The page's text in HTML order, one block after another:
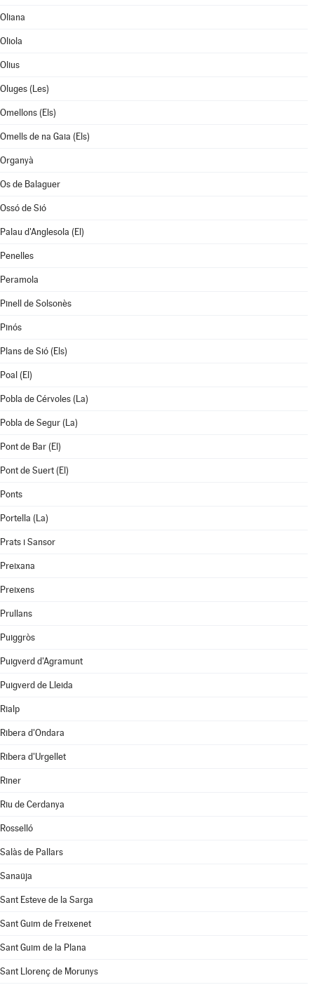
Oliana
Oliola
Olius
Oluges (Les)
Omellons (Els)
Omells de na Gaia (Els)
Organyà
Os de Balaguer
Ossó de Sió
Palau d'Anglesola (El)
Penelles
Peramola
Pinell de Solsonès
Pinós
Plans de Sió (Els)
Poal (El)
Pobla de Cérvoles (La)
Pobla de Segur (La)
Pont de Bar (El)
Pont de Suert (El)
Ponts
Portella (La)
Prats i Sansor
Preixana
Preixens
Prullans
Puiggròs
Puigverd d'Agramunt
Puigverd de Lleida
Rialp
Ribera d'Ondara
Ribera d'Urgellet
Riner
Riu de Cerdanya
Rosselló
Salàs de Pallars
Sanaüja
Sant Esteve de la Sarga
Sant Guim de Freixenet
Sant Guim de la Plana
Sant Llorenç de Morunys